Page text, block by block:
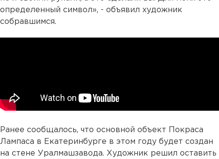
определенный символ», - объявил художник
собравшимся.
Ранее сообщалось, что основной объект Покраса
Лампаса в Екатеринбурге в этом году будет создан
на стене Уралмашзавода. Художник решил оставить